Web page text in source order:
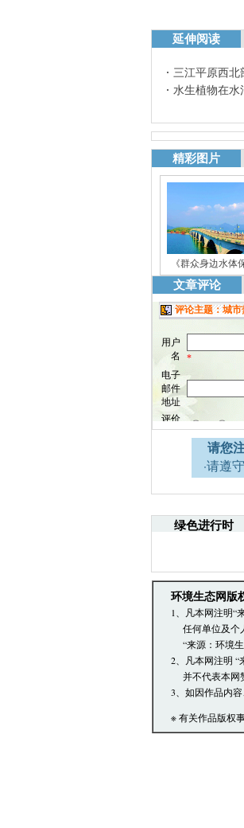
延伸阅读
三江平原西北
水生植物在水
精彩图片
《群众身边水体
文章评论
请您
·请遵
引起的
·发表
文章跟
绿色进行时
环境生态网版
1、凡本网注明“
任何单位及个
“来源：环境生
2、凡本网注明
并不代表本网
3、如因作品内
※ 有关作品版权